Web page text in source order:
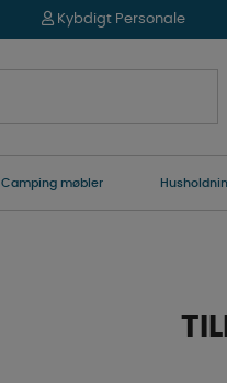
Kybdigt Personale
Camping møbler